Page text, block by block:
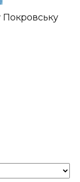
Покровську